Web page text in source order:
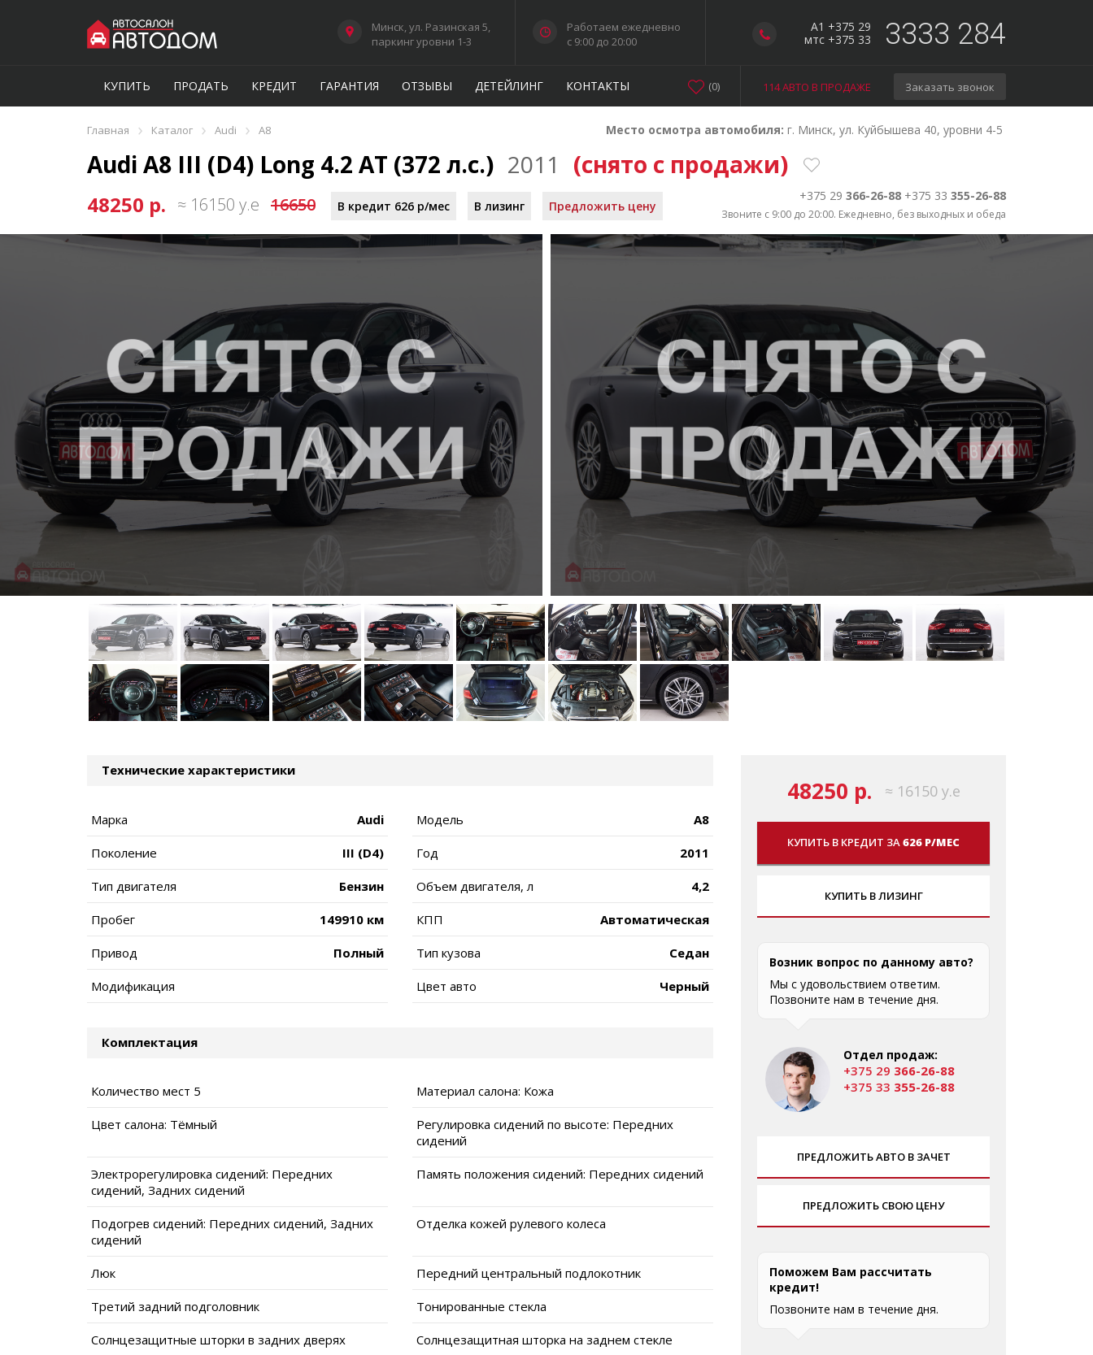
A1 +375 29
мтс +375 33
3333 284
Минск, ул. Разинская 5,
паркинг уровни 1-3
Работаем ежедневно
c 9:00 до 20:00
КУПИТЬ ПРОДАТЬ КРЕДИТ ГАРАНТИЯ ОТЗЫВЫ ДЕТЕЙЛИНГ КОНТАКТЫ 114 АВТО В ПРОДАЖЕ Заказать звонок
(0)
Главная › Каталог › Audi › A8 Место осмотра автомобиля: г. Минск, ул. Куйбышева 40, уровни 4-5
Audi A8 III (D4) Long 4.2 AT (372 л.с.) 2011 (снято с продажи)
48250 р. ≈ 16150 у.е 16650 В кредит 626 р/мес В лизинг Предложить цену
+375 29 366-26-88 +375 33 355-26-88
Звоните с 9:00 до 20:00. Ежедневно, без выходных и обеда
Технические характеристики
Марка Audi Модель A8
Поколение III (D4) Год 2011
Тип двигателя Бензин Объем двигателя, л 4,2
Пробег 149910 км КПП Автоматическая
Привод Полный Тип кузова Седан
Модификация Цвет авто Черный
Комплектация
Количество мест 5 Материал салона: Кожа
Цвет салона: Тёмный
Регулировка сидений по высоте: Передних
сидений
Электрорегулировка сидений: Передних
сидений, Задних сидений
Память положения сидений: Передних сидений
Подогрев сидений: Передних сидений, Задних
сидений
Отделка кожей рулевого колеса
Люк Передний центральный подлокотник
Третий задний подголовник Тонированные стекла
Солнцезащитные шторки в задних дверях Солнцезащитная шторка на заднем стекле
48250 р. ≈ 16150 у.е
КУПИТЬ В КРЕДИТ ЗА626 Р/МЕС
КУПИТЬ В ЛИЗИНГ
Возник вопрос по данному авто?
Мы с удовольствием ответим.
Позвоните нам в течение дня.
Отдел продаж:
+375 29 366-26-88
+375 33 355-26-88
ПРЕДЛОЖИТЬ АВТО В ЗАЧЕТ
ПРЕДЛОЖИТЬ СВОЮ ЦЕНУ
Поможем Вам рассчитать
кредит!
Позвоните нам в течение дня.